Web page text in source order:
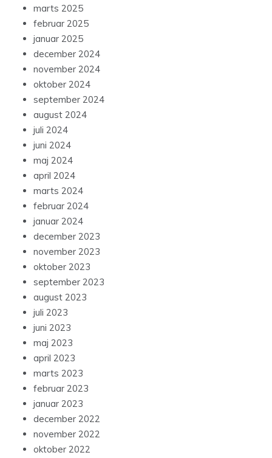
marts 2025
februar 2025
januar 2025
december 2024
november 2024
oktober 2024
september 2024
august 2024
juli 2024
juni 2024
maj 2024
april 2024
marts 2024
februar 2024
januar 2024
december 2023
november 2023
oktober 2023
september 2023
august 2023
juli 2023
juni 2023
maj 2023
april 2023
marts 2023
februar 2023
januar 2023
december 2022
november 2022
oktober 2022